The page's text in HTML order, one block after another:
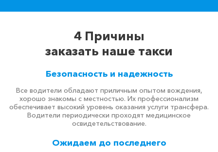
4 Причины
заказать наше такси
Безопасность и надежность
Все водители обладают приличным опытом вождения,
хорошо знакомы с местностью. Их профессионализм
обеспечивает высокий уровень оказания услуги трансфера.
Водители периодически проходят медицинское
освидетельствование.
Ожидаем до последнего